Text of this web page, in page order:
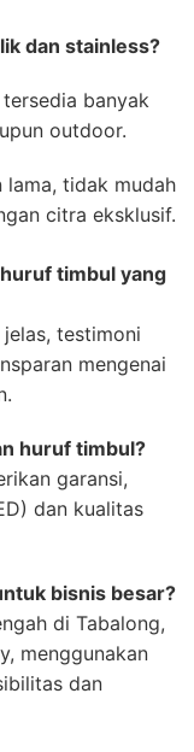
dan stainless?
banyak
outdoor.
lama, tidak mudah
citra eksklusif.
timbul yang
testimoni
mengenai
huruf timbul?
garansi,
dan kualitas
bisnis besar?
di Tabalong,
menggunakan
dan